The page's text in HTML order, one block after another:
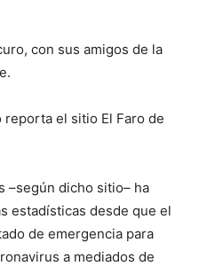
con sus amigos de la
el sitio El Faro de
–según dicho sitio– ha
estadísticas desde que el
de emergencia para
a mediados de